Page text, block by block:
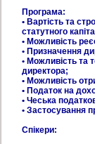
Програма:
• Вартість та
статутного
• Можливість
• Призначення
• Можливість та
директора;
• Можливість
• Податок на
• Чеська
• Застосування
Спікери: